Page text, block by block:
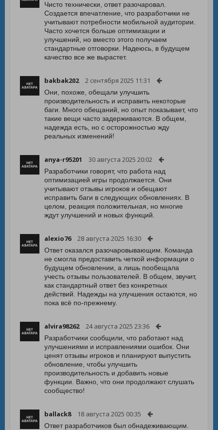
Чисто технически, ответ разочаровал.
Создается впечатление, что разработчики не
учитывают потребности мобильной аудитории.
Часто хочется больше оптимизации и
улучшений, но вместо этого получаем
стандартные отговорки. Надеюсь, в будущем
качество все же вырастет.
bakbak202 2 сентября 2025 11:31
Они, похоже, обещали улучшить
производительность и исправить некоторые
баги. Много обещаний, но опыт показывает, что
такие вещи часто задерживаются. В общем,
надежда есть, но с осторожностью жду
реальных изменений!
anya-r95201 30 августа 2025 20:02
Разработчики говорят, что работа над
оптимизацией игры продолжается. Они
учитывают отзывы игроков и обещают
исправить баги в следующих обновлениях. В
целом, реакция положительная, но многие
ждут улучшений и новых функций.
alexio76 28 августа 2025 16:30
Ответ оказался разочаровывающим. Команда
не смогла предоставить четкой информации о
будущем обновлении, а лишь пообещала
учесть отзывы пользователей. В общем, звучит,
как стандартный ответ без конкретных
действий. Надежды на улучшения остаются, но
пока всё по-прежнему.
alvira98262 24 августа 2025 23:36
Разработчики сообщили, что работают над
улучшениями и исправлениями ошибок. Они
ценят отзывы игроков и планируют выпустить
обновление, чтобы улучшить
производительность и добавить новые
функции. Важно, что они продолжают слушать
сообщество!
ballack8 18 августа 2025 00:35
Ответ разработчиков был обнадеживающим.